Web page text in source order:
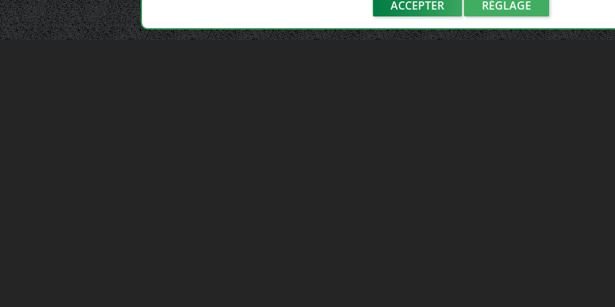
ACCEPTER RÉGLAGE